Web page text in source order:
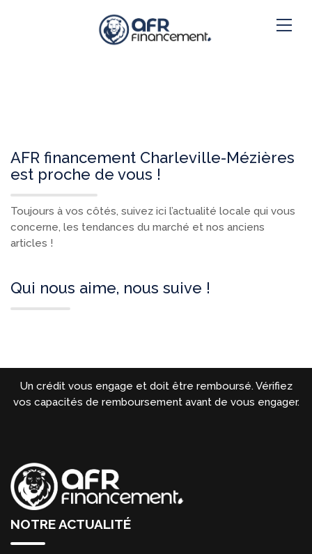
AFR financement Charleville-Mézières
est proche de vous !
Toujours à vos côtés, suivez ici l’actualité locale qui vous
concerne, les tendances du marché et nos anciens
articles !
Qui nous aime, nous suive !
Un crédit vous engage et doit être remboursé. Vérifiez
vos capacités de remboursement avant de vous engager.
NOTRE ACTUALITÉ